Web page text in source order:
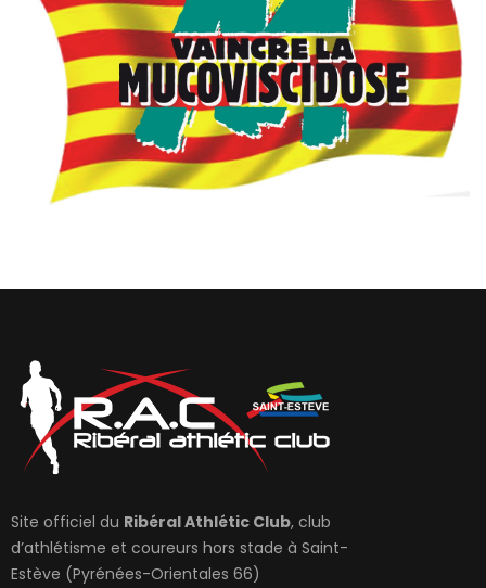
Site officiel du Ribéral Athlétic Club, club
d’athlétisme et coureurs hors stade à Saint-
Estève (Pyrénées-Orientales 66)